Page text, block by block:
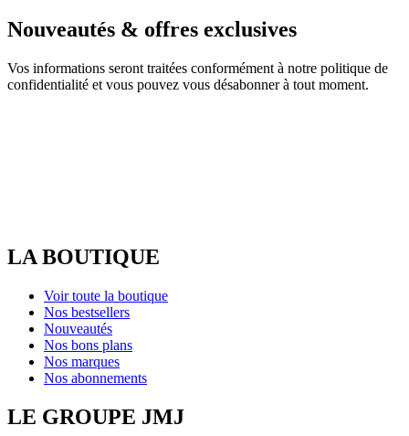
Nouveautés & offres exclusives
Vos informations seront traitées conformément à notre politique de
confidentialité et vous pouvez vous désabonner à tout moment.
LA BOUTIQUE
Voir toute la boutique
Nos bestsellers
Nouveautés
Nos bons plans
Nos marques
Nos abonnements
LE GROUPE JMJ